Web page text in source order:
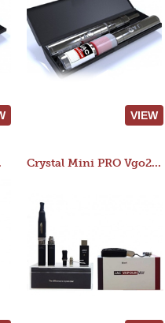
VIEW
Kit Crystal Mini PRO Vgo2 Manual 400mAh Kit